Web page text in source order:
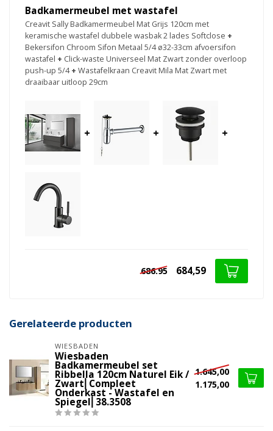
Badkamermeubel met wastafel
Creavit Sally Badkamermeubel Mat Grijs 120cm met
keramische wastafel dubbele wasbak 2 lades Softclose +
Bekersifon Chroom Sifon Metaal 5/4 ø32-33cm afvoersifon
wastafel + Click-waste Universeel Mat Zwart zonder overloop
push-up 5/4 + Wastafelkraan Creavit Mila Mat Zwart met
draaibaar uitloop 29cm
+ + +
686.95 684,59
Gerelateerde producten
WIESBADEN
Wiesbaden
Badkamermeubel set
Ribbella 120cm Naturel Eik /
Zwart⎢Compleet
Onderkast - Wastafel en
Spiegel⎢38.3508
1.645,00
1.175,00